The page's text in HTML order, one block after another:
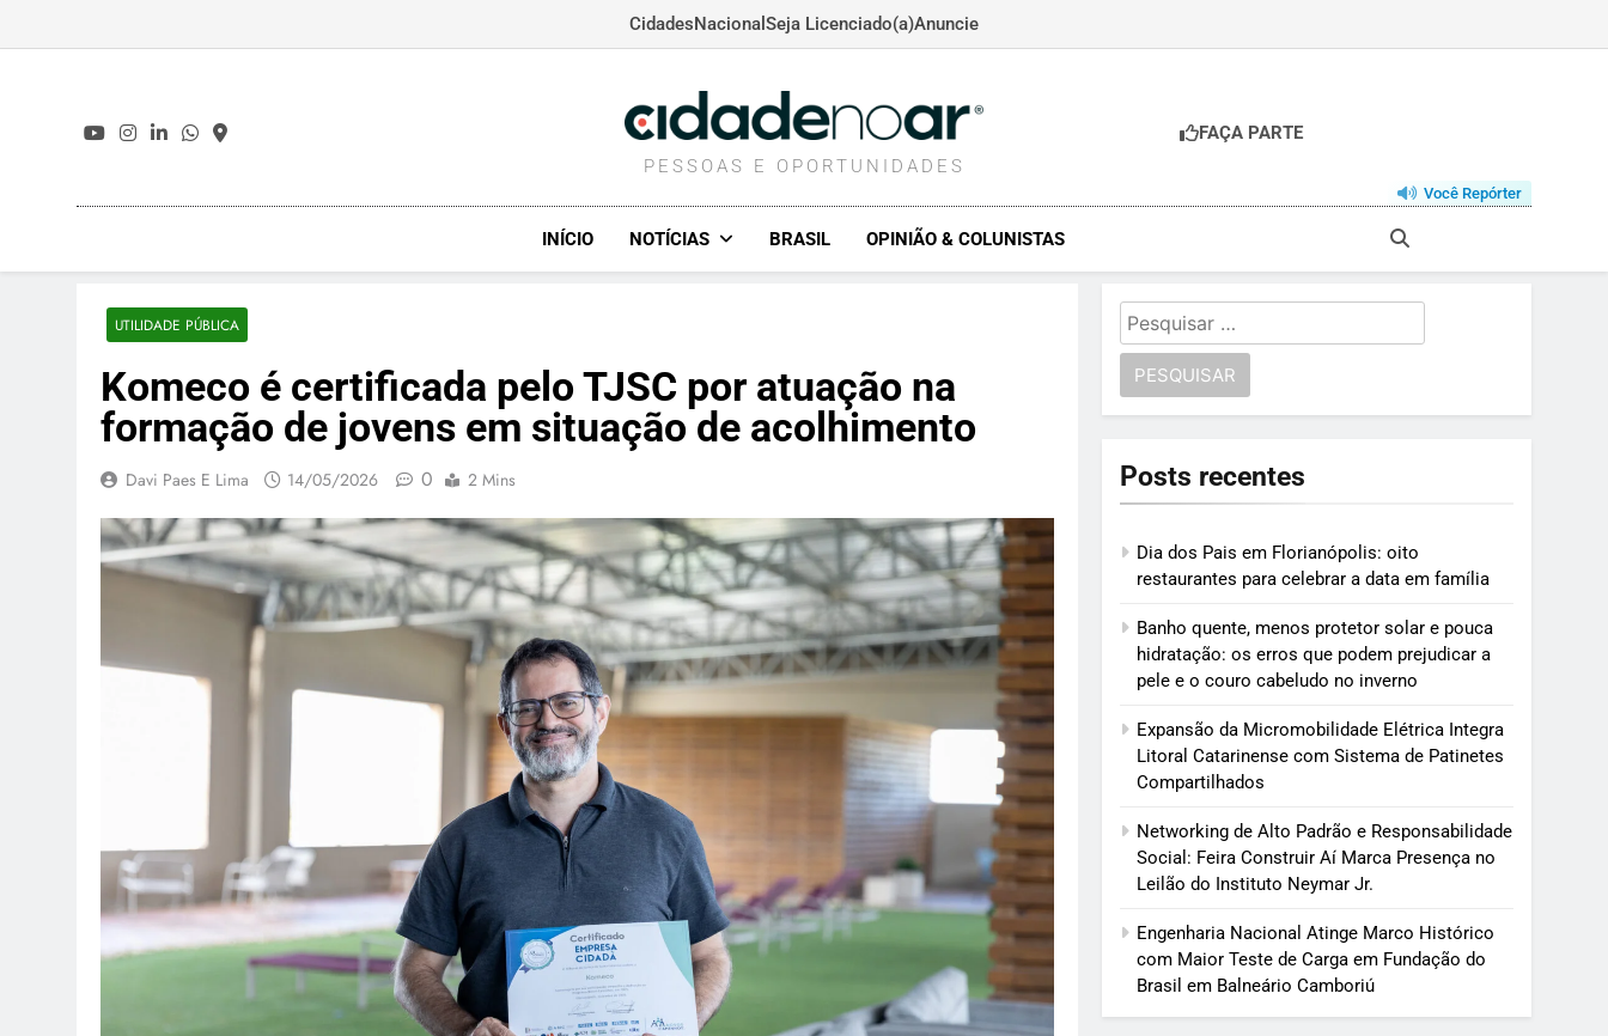
CidadesNacional Seja Licenciado(a)Anuncie
CIDADENOAR.COM
PESSOAS E OPORTUNIDADES
FAÇA PARTE
Você Repórter
INÍCIO NOTÍCIAS BRASIL OPINIÃO & COLUNISTAS
UTILIDADE PÚBLICA
Komeco é certificada pelo TJSC por atuação na
formação de jovens em situação de acolhimento
Davi Paes E Lima 14/05/2026 0 2 Mins
Pesquisar
por:
Posts recentes
Dia dos Pais em Florianópolis: oito
restaurantes para celebrar a data em família
Banho quente, menos protetor solar e pouca
hidratação: os erros que podem prejudicar a
pele e o couro cabeludo no inverno
Expansão da Micromobilidade Elétrica Integra
Litoral Catarinense com Sistema de Patinetes
Compartilhados
Networking de Alto Padrão e Responsabilidade
Social: Feira Construir Aí Marca Presença no
Leilão do Instituto Neymar Jr.
Engenharia Nacional Atinge Marco Histórico
com Maior Teste de Carga em Fundação do
Brasil em Balneário Camboriú